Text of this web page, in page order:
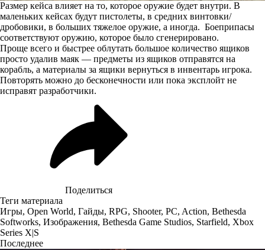
Размер кейса влияет на то, которое оружие будет внутри. В
маленьких кейсах будут пистолеты, в средних винтовки/
дробовики, в больших тяжелое оружие, а иногда. Боеприпасы
соответствуют оружию, которое было сгенерировано.
Проще всего и быстрее облутать большое количество ящиков
просто удалив маяк — предметы из ящиков отправятся на
корабль, а материалы за ящики вернуться в инвентарь игрока.
Повторять можно до бесконечности или пока эксплойт не
исправят разработчики.
Поделиться
Теги материала
Игры, Open World, Гайды, RPG, Shooter, PC, Action, Bethesda
Softworks, Изображения, Bethesda Game Studios, Starfield, Xbox
Series X|S
Последнее